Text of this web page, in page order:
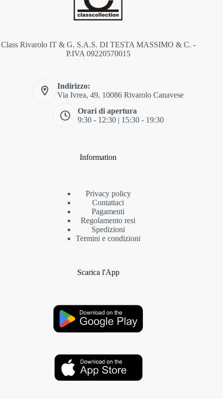
Class Rivarolo IT & G. S.A.S. DI TESTA MASSIMO & C. -
P.IVA 09220570015
Indirizzo:
Via Ivrea, 49, 10086 Rivarolo Canavese
Orari di apertura
9:30 - 12:30 | 15:30 - 19:30
Information
Privacy policy
Contattaci
Pagamenti
Regolamento resi
Spedizioni
Termini e condizioni
Scarica l'App